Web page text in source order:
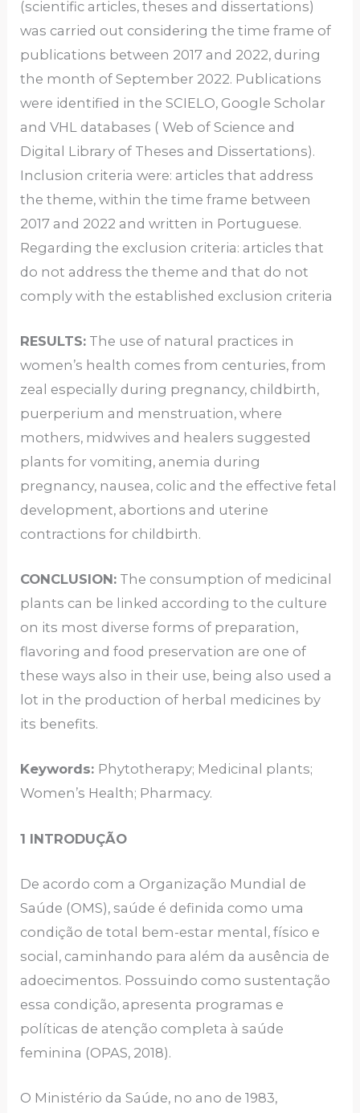
(scientific articles, theses and dissertations)
was carried out considering the time frame of
publications between 2017 and 2022, during
the month of September 2022. Publications
were identified in the SCIELO, Google Scholar
and VHL databases ( Web of Science and
Digital Library of Theses and Dissertations).
Inclusion criteria were: articles that address
the theme, within the time frame between
2017 and 2022 and written in Portuguese.
Regarding the exclusion criteria: articles that
do not address the theme and that do not
comply with the established exclusion criteria
RESULTS: The use of natural practices in
women’s health comes from centuries, from
zeal especially during pregnancy, childbirth,
puerperium and menstruation, where
mothers, midwives and healers suggested
plants for vomiting, anemia during
pregnancy, nausea, colic and the effective fetal
development, abortions and uterine
contractions for childbirth.
CONCLUSION: The consumption of medicinal
plants can be linked according to the culture
on its most diverse forms of preparation,
flavoring and food preservation are one of
these ways also in their use, being also used a
lot in the production of herbal medicines by
its benefits.
Keywords: Phytotherapy; Medicinal plants;
Women’s Health; Pharmacy.
1 INTRODUÇÃO
De acordo com a Organização Mundial de
Saúde (OMS), saúde é definida como uma
condição de total bem-estar mental, físico e
social, caminhando para além da ausência de
adoecimentos. Possuindo como sustentação
essa condição, apresenta programas e
políticas de atenção completa à saúde
feminina (OPAS, 2018).
O Ministério da Saúde, no ano de 1983,